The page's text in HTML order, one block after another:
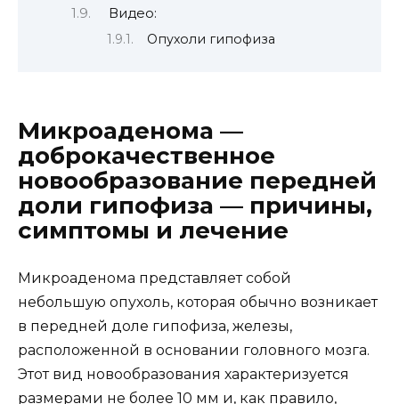
Видео:
Опухоли гипофиза
Микроаденома —
доброкачественное
новообразование передней
доли гипофиза — причины,
симптомы и лечение
Микроаденома представляет собой
небольшую опухоль, которая обычно возникает
в передней доле гипофиза, железы,
расположенной в основании головного мозга.
Этот вид новообразования характеризуется
размерами не более 10 мм и, как правило,